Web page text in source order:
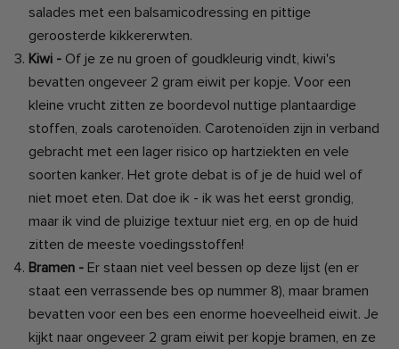
salades met een balsamicodressing en pittige
geroosterde kikkererwten.
Kiwi - Of je ze nu groen of goudkleurig vindt, kiwi's
bevatten ongeveer 2 gram eiwit per kopje. Voor een
kleine vrucht zitten ze boordevol nuttige plantaardige
stoffen, zoals carotenoïden. Carotenoïden zijn in verband
gebracht met een lager risico op hartziekten en vele
soorten kanker. Het grote debat is of je de huid wel of
niet moet eten. Dat doe ik - ik was het eerst grondig,
maar ik vind de pluizige textuur niet erg, en op de huid
zitten de meeste voedingsstoffen!
Bramen - Er staan ​​niet veel bessen op deze lijst (en er
staat een verrassende bes op nummer 8), maar bramen
bevatten voor een bes een enorme hoeveelheid eiwit. Je
kijkt naar ongeveer 2 gram eiwit per kopje bramen, en ze